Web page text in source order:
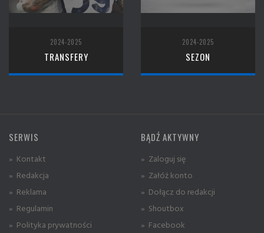
2024-2025
TRANSFERY
2024-2025
SEZON
SERWIS
» Kontakt
» Redakcja
» Reklama
» Regulamin
» Polityka prywatności
BĄDŹ AKTYWNY
» Zaloguj się
» Załóż konto
» Dołącz do redakcji
» Shoutbox
» Facebook